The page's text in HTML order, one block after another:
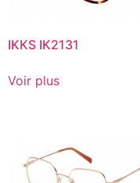
IKKS IK2131
Voir plus